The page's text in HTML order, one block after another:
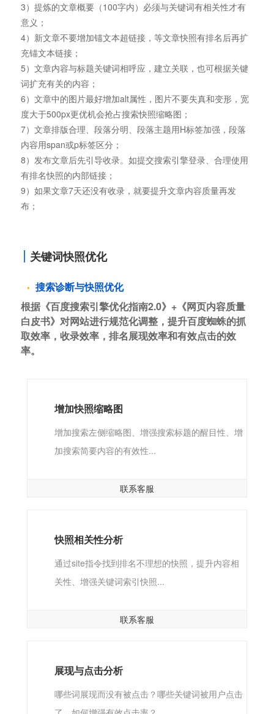
3）提炼的文章概要（100字内）必须与关键词有相关性才有
意义；
4）新文章不要增加锚文本超链接，等文章快照有排名后再扩
充锚文本链接；
5）文章内容与标题关键词相呼应，建立关联，也可根据关键
词扩充有关的内容；
6）文章中的图片最好增加alt属性，图片不要失真和变形，宽
度大于500px更优机会抢占搜索快照缩略图；
7）文章排版合理、段落分明、段落主题用H标签加强，段落
内容用span或p标签区分；
8）发布文章后先引导收录。如提交搜索引擎登录、合理使用
有排名快照的内部链接；
9）如果文章7天还没有收录，就要提升文章内容质量再发
布；
关键词快照优化
搜索诊断与快照优化
根据《百度搜索引擎优化指南2.0》+《网页内容质量
白皮书》对网站进行规范化调整，提升百度蜘蛛的抓
取效率，收录效率，排名展现效率和有效点击的效
率。
增加快照缩略图
增加搜索左侧缩略图、增强搜索标题的醒目性、增
加搜索简要内容的有效性...
联系客服
快照相关性分析
通过site指令找到排名不理想的快照，提升内容相
关性、增强关键词索引快照...
联系客服
展现与点击分析
哪些词展现而没有被点击？哪些关键词被用户点击